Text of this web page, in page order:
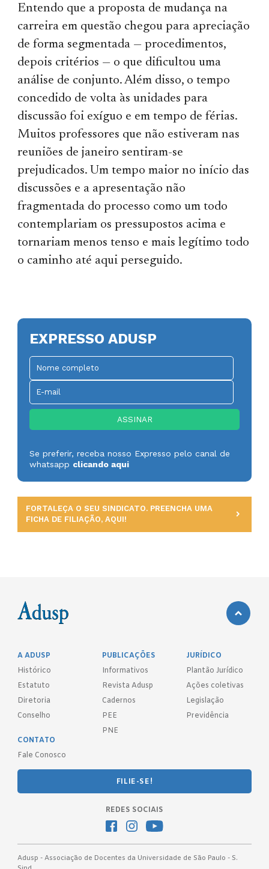
Entendo que a proposta de mudança na
carreira em questão chegou para apreciação
de forma segmentada — procedimentos,
depois critérios — o que dificultou uma
análise de conjunto. Além disso, o tempo
concedido de volta às unidades para
discussão foi exíguo e em tempo de férias.
Muitos professores que não estiveram nas
reuniões de janeiro sentiram-se
prejudicados. Um tempo maior no início das
discussões e a apresentação não
fragmentada do processo como um todo
contemplariam os pressupostos acima e
tornariam menos tenso e mais legítimo todo
o caminho até aqui perseguido.
EXPRESSO ADUSP
Se preferir, receba nosso Expresso pelo canal de
whatsapp clicando aqui
FORTALEÇA O SEU SINDICATO. PREENCHA UMA
FICHA DE FILIAÇÃO, AQUI!
A ADUSP
Histórico
Estatuto
Diretoria
Conselho
PUBLICAÇÕES
Informativos
Revista Adusp
Cadernos
PEE
PNE
JURÍDICO
Plantão Jurídico
Ações coletivas
Legislação
Previdência
CONTATO
Fale Conosco
FILIE-SE!
REDES SOCIAIS
Adusp - Associação de Docentes da Universidade de São Paulo - S.